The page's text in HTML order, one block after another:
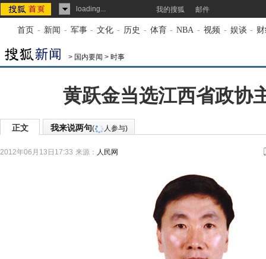
loading... 我的搜狐 邮件
首页 - 新闻 - 军事 - 文化 - 历史 - 体育 - NBA - 视频 - 娱谈 -
> 国内要闻 > 时事
黄跃金当选江西省政协
正文 我来说两句( 人参与)
2012年06月13日17:33 来源： 人民网